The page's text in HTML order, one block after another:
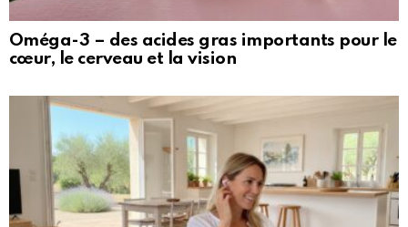
Oméga-3 – des acides gras importants pour le
cœur, le cerveau et la vision